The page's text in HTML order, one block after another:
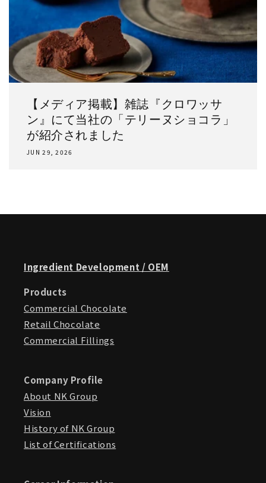
【メディア掲載】雑誌『クロワッサ
ン』にて当社の「テリーヌショコラ」
が紹介されました
JUN 29, 2026
Ingredient Development / OEM
Products
Commercial Chocolate
Retail Chocolate
Commercial Fillings
Company Profile
About NK Group
Vision
History of NK Group
List of Certifications